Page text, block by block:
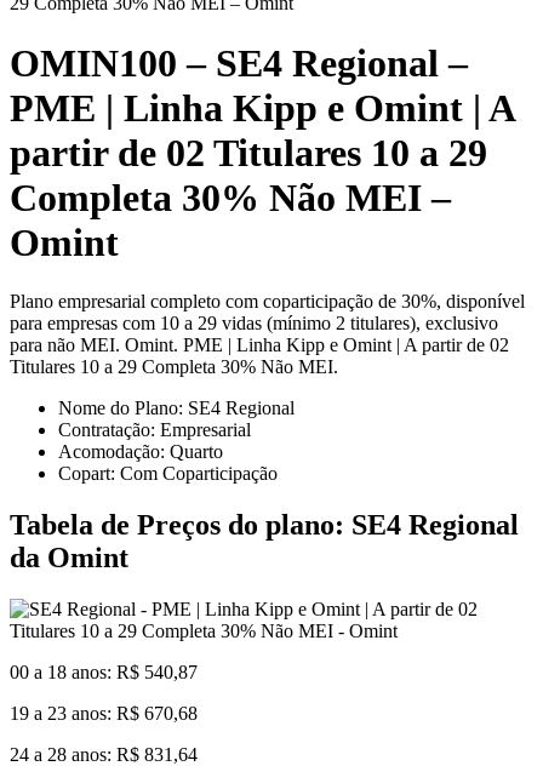
OMIN100 – SE4 Regional –
PME | Linha Kipp e Omint | A
partir de 02 Titulares 10 a 29
Completa 30% Não MEI –
Omint
Plano empresarial completo com coparticipação de 30%, disponível
para empresas com 10 a 29 vidas (mínimo 2 titulares), exclusivo
para não MEI. Omint. PME | Linha Kipp e Omint | A partir de 02
Titulares 10 a 29 Completa 30% Não MEI.
Nome do Plano: SE4 Regional
Contratação: Empresarial
Acomodação: Quarto
Copart: Com Coparticipação
Tabela de Preços do plano: SE4 Regional
da Omint
00 a 18 anos: R$ 540,87
19 a 23 anos: R$ 670,68
24 a 28 anos: R$ 831,64